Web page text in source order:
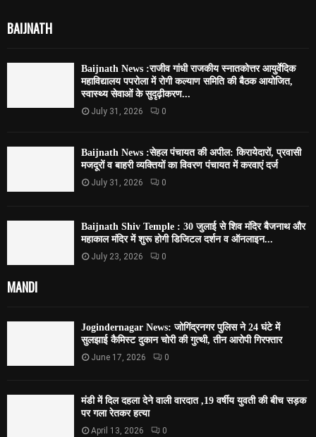
BAIJNATH
Baijnath News :राजीव गांधी राजकीय स्नातकोत्तर आयुर्वेदिक
महाविद्यालय पपरोला में रोगी कल्याण समिति की बैठक आयोजित,
स्वास्थ्य सेवाओं के सुदृढ़ीकरण...
July 31, 2026 0
Baijnath News :सेहल पंचायत की अपील: किरायेदारों, प्रवासी
मजदूरों व बाहरी व्यक्तियों का विवरण पंचायत में करवाएं दर्ज
July 31, 2026 0
Baijnath Shiv Temple : 30 जुलाई से शिव मंदिर बैजनाथ और
महाकाल मंदिर में शुरू होगी डिजिटल दर्शन व ऑनलाइन...
July 23, 2026 0
MANDI
Jogindernagar News: जोगिंद्रनगर पुलिस ने 24 घंटे में
सुलझाई कैमिस्ट दुकान चोरी की गुत्थी, तीन आरोपी गिरफ्तार
June 17, 2026 0
मंडी में दिल दहला देने वाली वारदात ,19 वर्षीय युवती की बीच सड़क
पर गला रेतकर हत्या
April 13, 2026 0